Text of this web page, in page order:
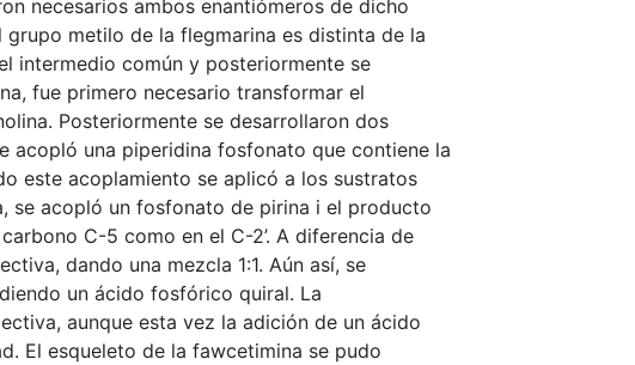
necesarios ambos enantiómeros de dicho
metilo de la flegmarina es distinta de la
intermedio común y posteriormente se
fue primero necesario transformar el
Posteriormente se desarrollaron dos
acopló una piperidina fosfonato que contiene la
este acoplamiento se aplicó a los sustratos
se acopló un fosfonato de pirina i el producto
C-5 como en el C-2’. A diferencia de
dando una mezcla 1:1. Aún así, se
un ácido fosfórico quiral. La
aunque esta vez la adición de un ácido
El esqueleto de la fawcetimina se pudo